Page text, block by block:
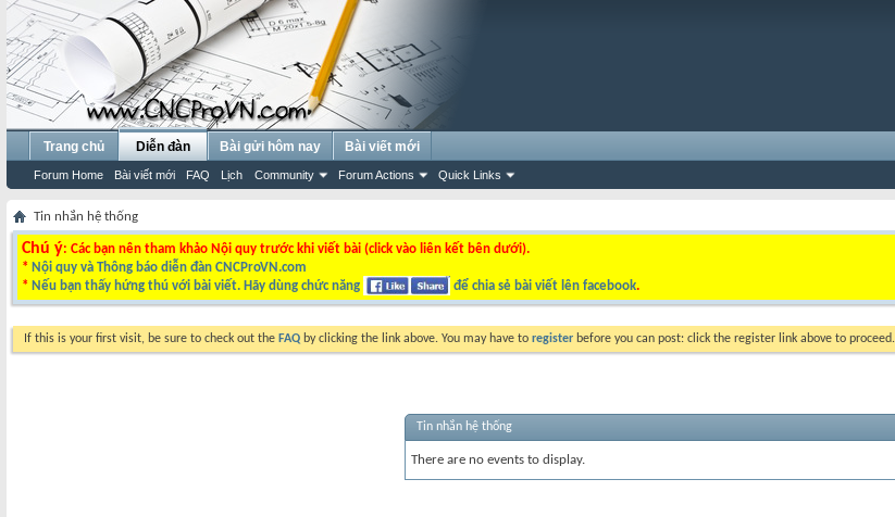
Trang chủ Diễn đàn
Forum Home Bài viết mới FAQ Lịch Community Forum Actions Quick Links
Bài gửi hôm nay Bài viết mới
Tin nhắn hệ thống
Chú ý: Các bạn nên tham khảo Nội quy trước khi viết bài (click vào liên kết bên dưới).
* Nội quy và Thông báo diễn đàn CNCProVN.com
* Nếu bạn thấy hứng thú với bài viết. Hãy dùng chức năng để chia sẻ bài viết lên facebook.
If this is your first visit, be sure to check out the FAQ by clicking the link above. You may have to register before you can post: click the register link above to
Tin nhắn hệ thống
There are no events to display.